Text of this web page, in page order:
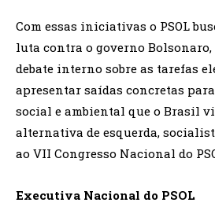
Com essas iniciativas o PSOL
luta contra o governo Bolsonaro,
debate interno sobre as tarefas
apresentar saídas concretas
social e ambiental que o Brasil
alternativa de esquerda,
ao VII Congresso Nacional do
Executiva Nacional do PSOL